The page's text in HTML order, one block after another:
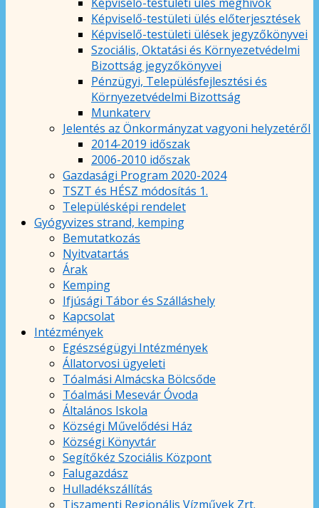
Képviselő-testületi ülés előterjesztések
Képviselő-testületi ülések jegyzőkönyvei
Szociális, Oktatási és Környezetvédelmi
Bizottság jegyzőkönyvei
Pénzügyi, Településfejlesztési és
Környezetvédelmi Bizottság
Munkaterv
Jelentés az Önkormányzat vagyoni helyzetéről
2014-2019 időszak
2006-2010 időszak
Gazdasági Program 2020-2024
TSZT és HÉSZ módosítás 1.
Településképi rendelet
Gyógyvizes strand, kemping
Bemutatkozás
Nyitvatartás
Árak
Kemping
Ifjúsági Tábor és Szálláshely
Kapcsolat
Intézmények
Egészségügyi Intézmények
Állatorvosi ügyeleti
Tóalmási Almácska Bölcsőde
Tóalmási Mesevár Óvoda
Általános Iskola
Községi Művelődési Ház
Községi Könyvtár
Segítőkéz Szociális Központ
Falugazdász
Hulladékszállítás
Tiszamenti Regionális Vízművek Zrt.